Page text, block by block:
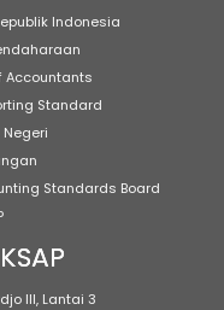
Indonesia
Accountants
Standard
Standards Board
III, Lantai 3